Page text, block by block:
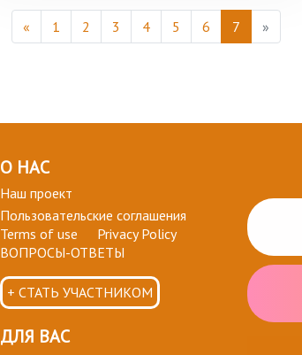
« 1 2 3 4 5 6 7 »
О НАС
Наш проект
Пользовательские соглашения
Terms of use
Privacy Policy
ВОПРОСЫ-ОТВЕТЫ
+ СТАТЬ УЧАСТНИКОМ
ДЛЯ ВАС